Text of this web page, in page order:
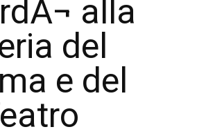
alla
del
e del